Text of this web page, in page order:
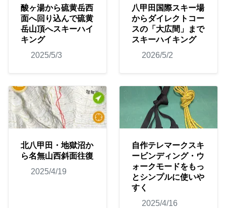
酸ヶ湯から硫黄岳西
面へ回り込んで硫黄
岳山頂へスキーハイ
キング
2025/5/3
八甲田国際スキー場
からダイレクトコー
スの「大広間」まで
スキーハイキング
2026/5/2
北八甲田・地獄沼か
ら名無山西斜面往復
2025/4/19
自作テレマークスキ
ービンディング・ウ
ォークモードをもっ
とシンプルに使いや
すく
2025/4/16